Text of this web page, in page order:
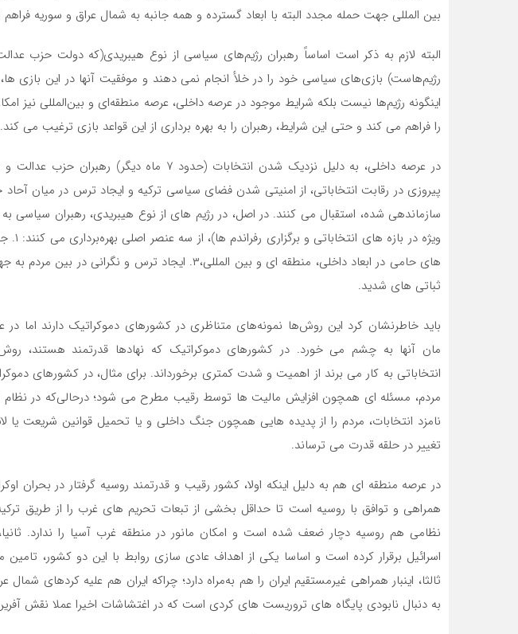
بین المللی جهت حمله مجدد البته با ابعاد گسترده و همه جانبه به شمال عراق و سوریه
البته لازم به ذکر است اساساً رهبران رژیم‌های سیاسی از نوع هیبریدی(که دولت حزب
رژیم‌هاست) بازی‌های سیاسی خود را در خلأ انجام نمی دهند و موفقیت آنها در این بازی
اینگونه رژیم‌ها نیست بلکه شرایط موجود در عرصه داخلی، عرصه منطقه‌ای و بین‌المللی نیز
را فراهم می کند و حتی این شرایط، رهبران را به بهره برداری از این قواعد بازی ترغیب می کند.
در عرصه داخلی، به دلیل نزدیک شدن انتخابات (حدود ۷
پیروزی در رقابت انتخاباتی، از امنیتی شدن فضای سیاسی ترکیه و ایجاد ترس در میان
سازماندهی شده، استقبال می کنند. در اصل، در رژیم های از نوع هیبریدی، رهبران سیاسی
های حامی در ابعاد داخلی، منطقه ای و بین المللی،۳. ایجاد ترس و
ثباتی های شدید.
باید خاطرنشان کرد این روش‌ها نمونه‌های متناظری در کشورهای دموکراتیک دارند اما در
مان آنها به چشم می خورد. در کشورهای دموکراتیک که نهادها قدرتمند هستند،
انتخاباتی به کار می برند از اهمیت و شدت کمتری برخورداند. برای مثال، در کشورهای
مردم، مسئله ای همچون افزایش مالیت ها توسط رقیب مطرح می شود؛ درحالی‌که در نظام
نامزد انتخابات، مردم را از پدیده هایی همچون جنگ داخلی و یا تحمیل قوانین شریعت یا
تغییر در حلقه قدرت می ترساند.
در عرصه منطقه ای هم به دلیل اینکه اولا، کشور رقیب و قدرتمند روسیه گرفتار در بحران
همراهی و توافق با روسیه است تا حداقل بخشی از تبعات تحریم های غرب را از طریق
نظامی هم روسیه دچار ضعف شده است و امکان مانور در منطقه غرب آسیا را ندارد. ثانیا،
اسرائیل برقرار کرده است و اساسا یکی از اهداف عادی سازی روابط با این دو کشور،
ثالثا، اینبار همراهی غیرمستقیم ایران را هم به‌مراه دارد؛ چراکه ایران هم علیه کردهای
به دنبال نابودی پایگاه های تروریست های کردی است که در اغتشاشات اخیرا عملا نقش